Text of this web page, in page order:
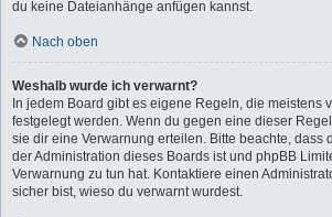
du keine Dateianhänge anfügen kannst.
Nach oben
Weshalb wurde ich verwarnt?
In jedem Board gibt es eigene Regeln, die meistens
festgelegt werden. Wenn du gegen eine dieser
sie dir eine Verwarnung erteilen. Bitte beachte, dass
der Administration dieses Boards ist und phpBB
Verwarnung zu tun hat. Kontaktiere einen
sicher bist, wieso du verwarnt wurdest.